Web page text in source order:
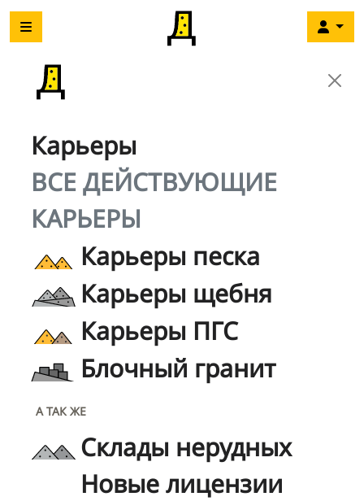
Карьеры
ВСЕ ДЕЙСТВУЮЩИЕ
КАРЬЕРЫ
Карьеры песка
Карьеры щебня
Карьеры ПГС
Блочный гранит
А ТАК ЖЕ
Склады нерудных
Новые лицензии